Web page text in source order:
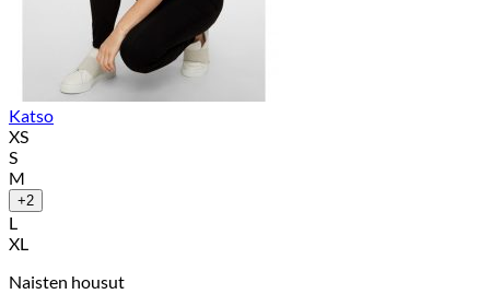
Katso
XS
S
M
+2
L
XL
Naisten housut